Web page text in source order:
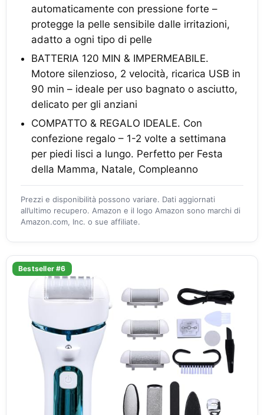
automaticamente con pressione forte –
protegge la pelle sensibile dalle irritazioni,
adatto a ogni tipo di pelle
BATTERIA 120 MIN & IMPERMEABILE.
Motore silenzioso, 2 velocità, ricarica USB in
90 min – ideale per uso bagnato o asciutto,
delicato per gli anziani
COMPATTO & REGALO IDEALE. Con
confezione regalo – 1-2 volte a settimana
per piedi lisci a lungo. Perfetto per Festa
della Mamma, Natale, Compleanno
Prezzi e disponibilità possono variare. Dati aggiornati
all’ultimo recupero. Amazon e il logo Amazon sono marchi di
Amazon.com, Inc. o sue affiliate.
Bestseller #6